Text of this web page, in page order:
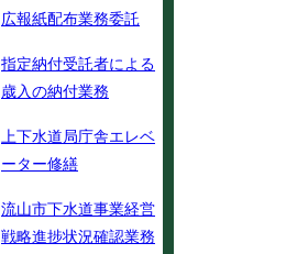
広報紙配布業務委託
指定納付受託者による
歳入の納付業務
上下水道局庁舎エレベ
ーター修繕
流山市下水道事業経営
戦略進捗状況確認業務